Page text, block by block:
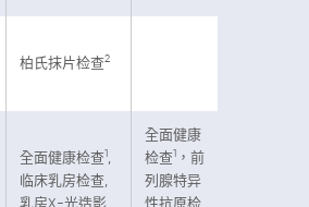
柏氏抹片检查2
全面健康检查1 ,
临床乳房检查,
乳房X-光造影,
全面健康
检查1 ，前
列腺特异
性抗原检